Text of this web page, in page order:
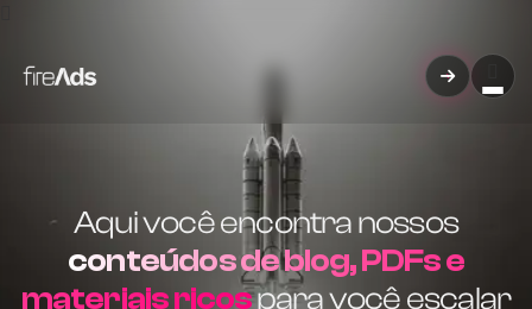
Aqui você encontra nossos
conteúdos de blog, PDFs e
materiais ricospara você escalar